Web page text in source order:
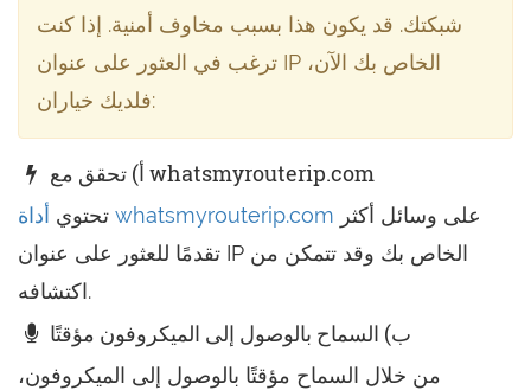
شبكتك. قد يكون هذا بسبب مخاوف أمنية. إذا كنت
ترغب في العثور على عنوان IP الخاص بك الآن،
فلديك خياران:
أ) تحقق مع whatsmyrouterip.com
تحتوي أداة whatsmyrouterip.com
تقدمًا للعثور على عنوان IP الخاص بك وقد تتمكن من
اكتشافه.
ب) السماح بالوصول إلى الميكروفون مؤقتًا
من خلال السماح مؤقتًا بالوصول إلى الميكروفون،